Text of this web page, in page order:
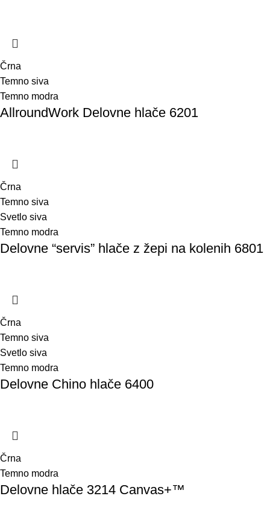
Črna
Temno siva
Temno modra
AllroundWork Delovne hlače 6201
Črna
Temno siva
Svetlo siva
Temno modra
Delovne “servis” hlače z žepi na kolenih 6801
Črna
Temno siva
Svetlo siva
Temno modra
Delovne Chino hlače 6400
Črna
Temno modra
Delovne hlače 3214 Canvas+™